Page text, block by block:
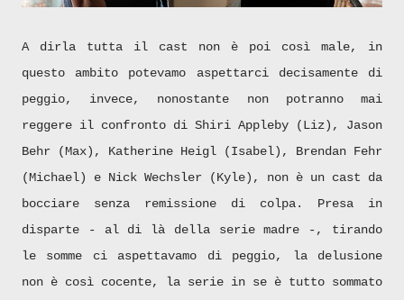
A dirla tutta il cast non è poi così male, in
questo ambito potevamo aspettarci decisamente di
peggio, invece, nonostante non potranno mai
reggere il confronto di Shiri Appleby (Liz), Jason
Behr (Max), Katherine Heigl (Isabel), Brendan Fehr
(Michael) e Nick Wechsler (Kyle), non è un cast da
bocciare senza remissione di colpa. Presa in
disparte - al di là della serie madre -, tirando
le somme ci aspettavamo di peggio, la delusione
non è così cocente, la serie in se è tutto sommato